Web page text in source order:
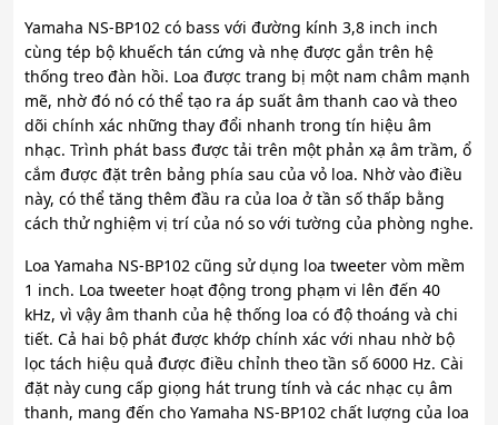
Yamaha NS-BP102 có bass với đường kính 3,8 inch inch
cùng tép bộ khuếch tán cứng và nhẹ được gắn trên hệ
thống treo đàn hồi. Loa được trang bị một nam châm mạnh
mẽ, nhờ đó nó có thể tạo ra áp suất âm thanh cao và theo
dõi chính xác những thay đổi nhanh trong tín hiệu âm
nhạc. Trình phát bass được tải trên một phản xạ âm trầm, ổ
cắm được đặt trên bảng phía sau của vỏ loa. Nhờ vào điều
này, có thể tăng thêm đầu ra của loa ở tần số thấp bằng
cách thử nghiệm vị trí của nó so với tường của phòng nghe.
Loa Yamaha NS-BP102 cũng sử dụng loa tweeter vòm mềm
1 inch. Loa tweeter hoạt động trong phạm vi lên đến 40
kHz, vì vậy âm thanh của hệ thống loa có độ thoáng và chi
tiết. Cả hai bộ phát được khớp chính xác với nhau nhờ bộ
lọc tách hiệu quả được điều chỉnh theo tần số 6000 Hz. Cài
đặt này cung cấp giọng hát trung tính và các nhạc cụ âm
thanh, mang đến cho Yamaha NS-BP102 chất lượng của loa